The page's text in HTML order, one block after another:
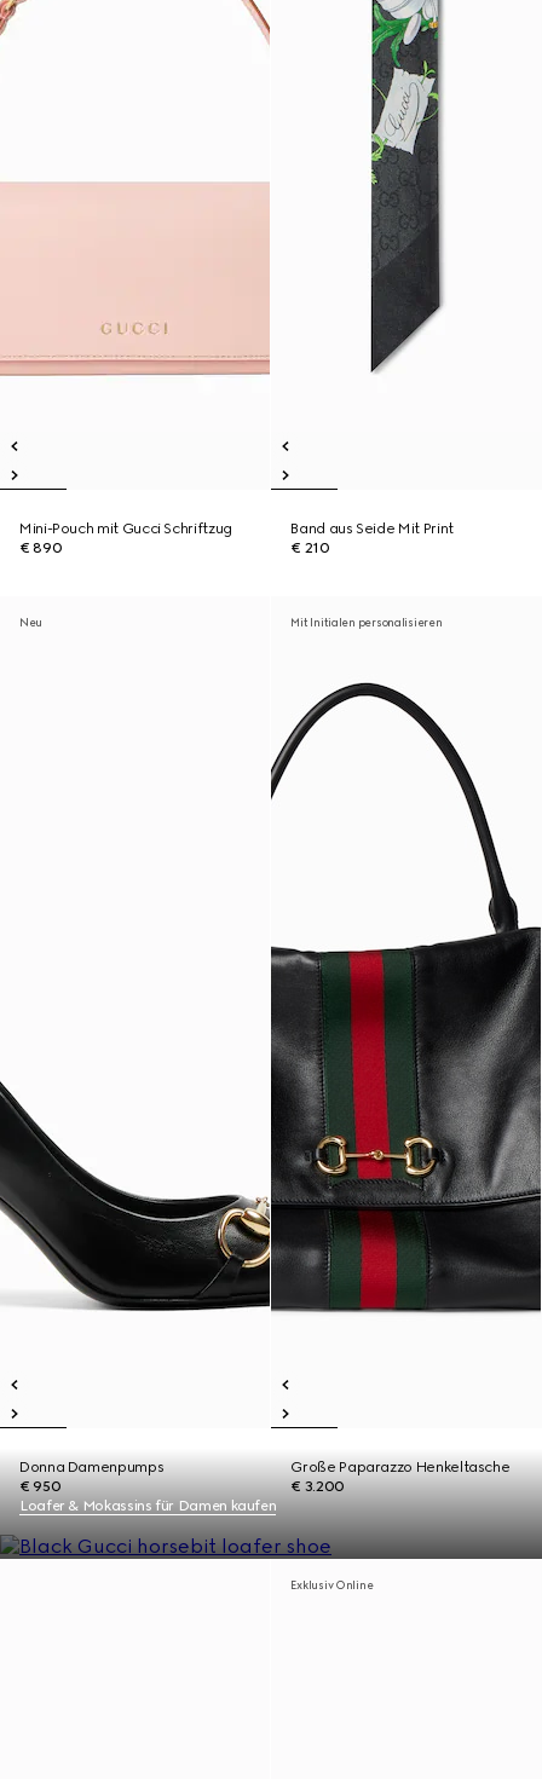
Mini-Pouch mit Gucci Schriftzug
€ 890
Band aus Seide Mit Print
€ 210
Neu
Donna Damenpumps
€ 950
Mit Initialen personalisieren
Große Paparazzo Henkeltasche
€ 3.200
Loafer & Mokassins für Damen kaufen
Exklusiv Online